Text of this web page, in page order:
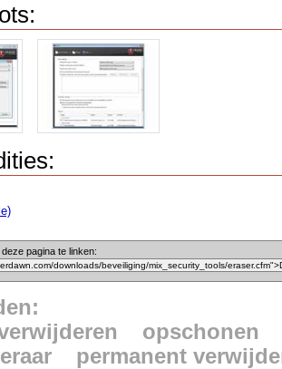
pagina te linken:
opschonen
permanent